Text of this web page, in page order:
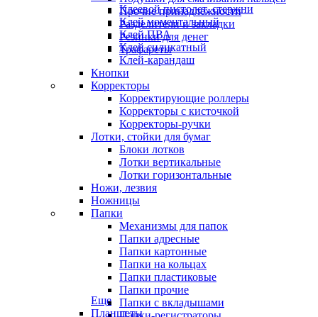
Прочие принадлежности
Разделители и закладки
Резинки для денег
Трафареты
Клеевой пистолет, стержни
Клей моментальный
Клей ПВА
Клей силикатный
Клей-карандаш
Кнопки
Корректоры
Корректирующие роллеры
Корректоры с кисточкой
Корректоры-ручки
Лотки, стойки для бумаг
Блоки лотков
Лотки вертикальные
Лотки горизонтальные
Ножи, лезвия
Ножницы
Папки
Механизмы для папок
Папки адресные
Папки картонные
Папки на кольцах
Папки пластиковые
Папки прочие
Папки с вкладышами
Еще
Планшеты